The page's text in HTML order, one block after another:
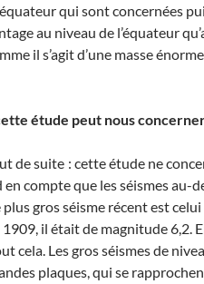
qui sont concernées
au niveau de l’équateur
il s’agit d’une masse
étude peut nous
de suite : cette étude ne
en compte que les séismes au-
plus gros séisme récent est
1909, il était de magnitude 6,2.
cela. Les gros séismes de
plaques, qui se